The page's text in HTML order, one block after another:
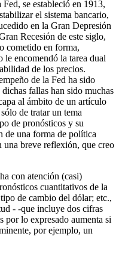
se estableció en 1913,
el sistema bancario,
en la Gran Depresión
Recesión de este siglo,
cometido en forma,
le encomendó la tarea dual
de los precios.
de la Fed ha sido
fallas han sido muchas
al ámbito de un artículo
de tratar un tema
de pronósticos y su
de una forma de política
una breve reflexión, que creo
con atención (casi)
cuantitativos de la
de cambio del dólar; etc.,
- -que incluye dos cifras
por lo expresado aumenta si
por ejemplo, un